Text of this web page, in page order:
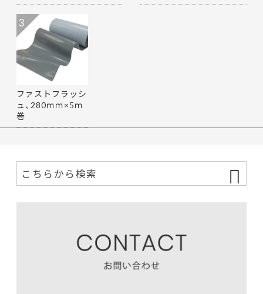
ファストフラッシ
ュ、280ｍｍ×5ｍ
巻
3